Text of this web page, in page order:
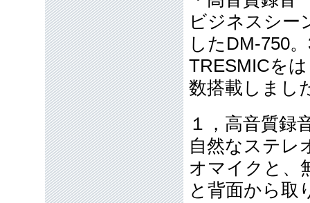
ビジネスシー
したDM-750
TRESMICを
数搭載しまし
１，高音質録
自然なステレ
オマイクと、
と背面から取